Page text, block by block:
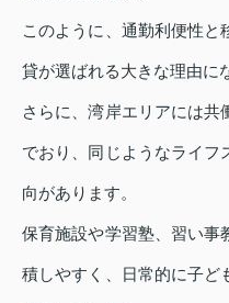
このように、通勤利便性
貸が選ばれる大きな理由に
さらに、湾岸エリアには共
でおり、同じようなライフ
向があります。
保育施設や学習塾、習い事
積しやすく、日常的に子ど